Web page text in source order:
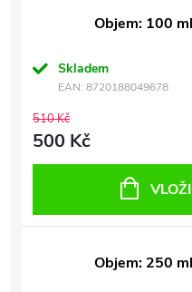
Objem: 100 ml
Skladem
EAN: 8720188049678
510 Kč
500 Kč
Objem: 250 ml